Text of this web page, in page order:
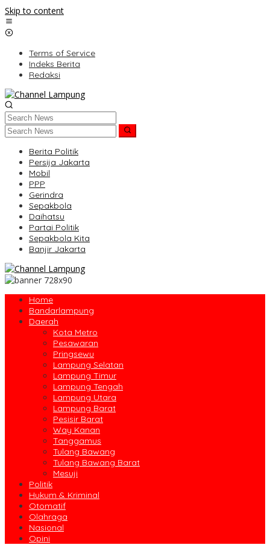
Skip to content
Terms of Service
Indeks Berita
Redaksi
Berita Politik
Persija Jakarta
Mobil
PPP
Gerindra
Sepakbola
Daihatsu
Partai Politik
Sepakbola Kita
Banjir Jakarta
Home
Bandarlampung
Daerah
Kota Metro
Pesawaran
Pringsewu
Lampung Selatan
Lampung Timur
Lampung Tengah
Lampung Utara
Lampung Barat
Pesisir Barat
Way Kanan
Tanggamus
Tulang Bawang
Tulang Bawang Barat
Mesuji
Politik
Hukum & Kriminal
Otomatif
Olahraga
Nasional
Opini